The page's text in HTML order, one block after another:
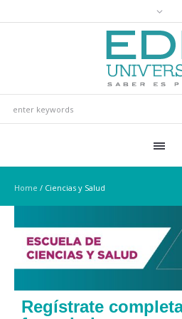
Home / Ciencias y Salud
Regístrate